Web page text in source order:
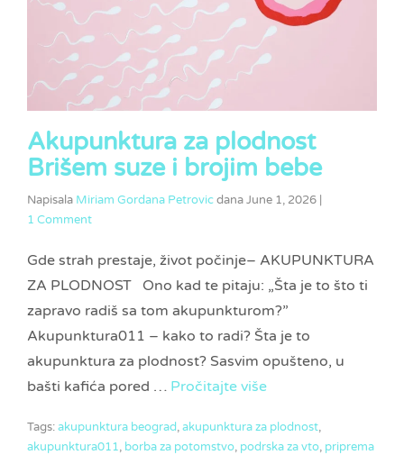
Akupunktura za plodnost
Brišem suze i brojim bebe
Napisala Miriam Gordana PetrovicdanaJune 1, 2026
1 Comment
Gde strah prestaje, život počinje– AKUPUNKTURA
ZA PLODNOST Ono kad te pitaju: „Šta je to što ti
zapravo radiš sa tom akupunkturom?”
Akupunktura011 – kako to radi? Šta je to
akupunktura za plodnost? Sasvim opušteno, u
bašti kafića pored … Pročitajte više
Tags:akupunktura beograd,akupunktura za plodnost,
akupunktura011, borba za potomstvo, podrska za vto, priprema